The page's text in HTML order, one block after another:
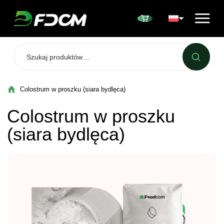
Colostrum w proszku (siara bydlęca)
Colostrum w proszku
(siara bydlęca)